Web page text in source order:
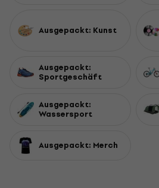
Ausgepackt: Kunst
Ausgepackt:
Sportgeschäft
Ausgepackt:
Wassersport
Ausgepackt: Merch